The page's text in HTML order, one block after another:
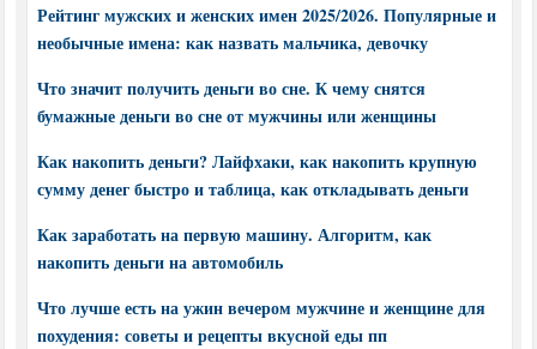
Рейтинг мужских и женских имен 2025/2026. Популярные и
необычные имена: как назвать мальчика, девочку
Что значит получить деньги во сне. К чему снятся
бумажные деньги во сне от мужчины или женщины
Как накопить деньги? Лайфхаки, как накопить крупную
сумму денег быстро и таблица, как откладывать деньги
Как заработать на первую машину. Алгоритм, как
накопить деньги на автомобиль
Что лучше есть на ужин вечером мужчине и женщине для
похудения: советы и рецепты вкусной еды пп